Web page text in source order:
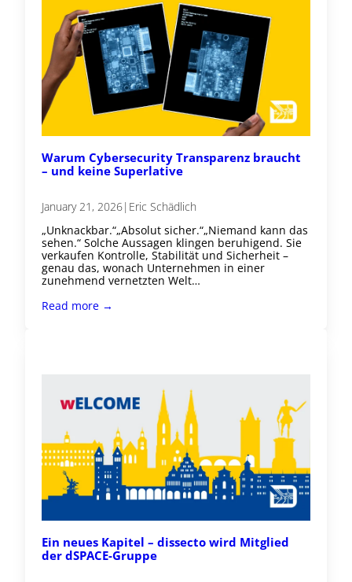
Warum Cybersecurity Transparenz braucht
– und keine Superlative
January 21, 2026| Eric Schädlich
„Unknackbar.“„Absolut sicher.“„Niemand kann das
sehen.“ Solche Aussagen klingen beruhigend. Sie
verkaufen Kontrolle, Stabilität und Sicherheit –
genau das, wonach Unternehmen in einer
zunehmend vernetzten Welt…
Read more →
Ein neues Kapitel – dissecto wird Mitglied
der dSPACE-Gruppe